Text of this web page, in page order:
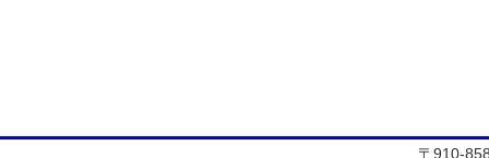
〒910-